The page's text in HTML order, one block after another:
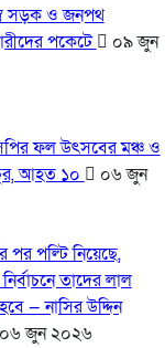
সড়ক ও জনপথ
পকেটে
০৯ জুন
ফল উৎসবের মঞ্চ ও
আহত ১০
০৬ জুন
পল্টি নিয়েছে,
তাদের লাল
— নাসির উদ্দিন
০৬ জুন ২০২৬